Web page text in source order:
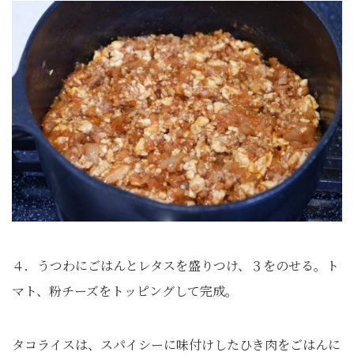
４．うつわにごはんとレタスを盛りつけ、３をのせる。ト
マト、粉チーズをトッピングして完成。
タコライスは、スパイシーに味付けしたひき肉をごはんに